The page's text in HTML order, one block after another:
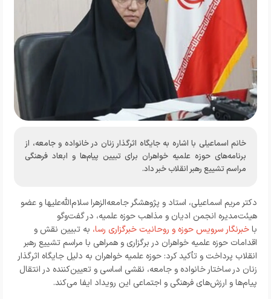
خانم اسماعیلی با اشاره به جایگاه اثرگذار زنان در خانواده و جامعه، از
برنامه‌های حوزه علمیه خواهران برای تبیین پیام‌ها و ابعاد فرهنگی
مراسم تشییع رهبر انقلاب خبر داد.
دکتر مریم اسماعیلی، استاد و پژوهشگر جامعه‌الزهرا سلام‌الله‌علیها و عضو
هیئت‌مدیره انجمن ادیان و مذاهب حوزه علمیه، در گفت‌وگو
باخبرنگار سرویس حوزه و روحانیت خبرگزاری رسا، به تبیین نقش و
اقدامات حوزه علمیه خواهران در برگزاری و همراهی با مراسم تشییع رهبر
انقلاب پرداخت و تأکید کرد: حوزه علمیه خواهران به دلیل جایگاه اثرگذار
زنان در ساختار خانواده و جامعه، نقشی اساسی و تعیین‌کننده در انتقال
پیام‌ها و ارزش‌های فرهنگی و اجتماعی این رویداد ایفا می‌کند.